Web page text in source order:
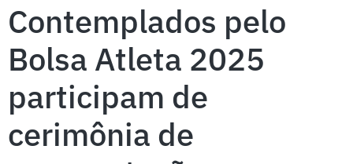
Contemplados pelo
Bolsa Atleta 2025
participam de
cerimônia de